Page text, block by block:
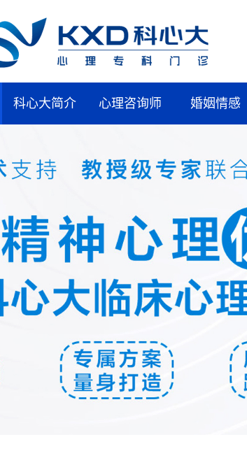
科心大简介 心理咨询师 婚姻情感